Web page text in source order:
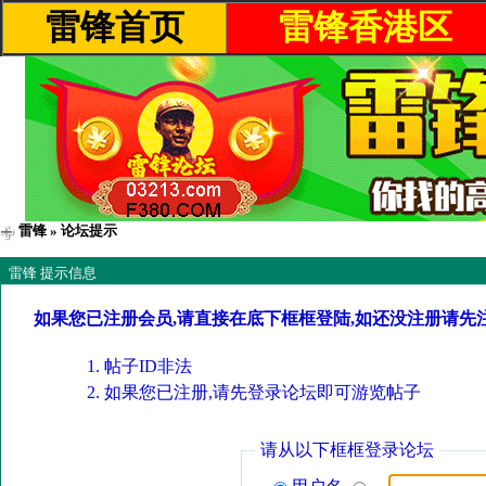
雷锋首页 雷锋香港区
雷锋 » 论坛提示
雷锋 提示信息
如果您已注册会员,请直接在底下框框登陆,如还没注册请先
帖子ID非法
如果您已注册,请先登录论坛即可游览帖子
请从以下框框登录论坛